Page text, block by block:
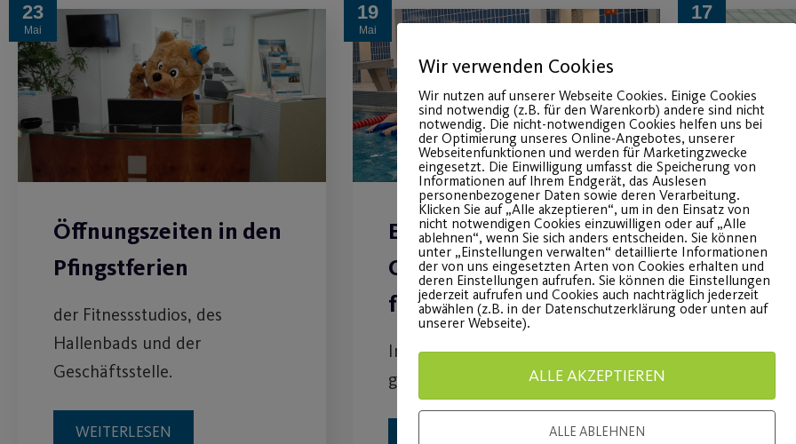
23
Mai
Öffnungszeiten in den
Pfingstferien
der Fitnessstudios, des
Hallenbads und der
Geschäftsstelle.
WEITERLESEN
19
Mai
Erfolgreiche
Crowdfunding-Aktion
für Bunter Sport
Insgesamt konnten 5.665 €
gesammelt werden.
17
Der
HD
Wir verwenden Cookies
Wir nutzen auf unserer Webseite Cookies. Einige Cookies
sind notwendig (z.B. für den Warenkorb) andere sind nicht
notwendig. Die nicht-notwendigen Cookies helfen uns bei
der Optimierung unseres Online-Angebotes, unserer
Webseitenfunktionen und werden für Marketingzwecke
eingesetzt. Die Einwilligung umfasst die Speicherung von
Informationen auf Ihrem Endgerät, das Auslesen
personenbezogener Daten sowie deren Verarbeitung.
Klicken Sie auf „Alle akzeptieren“, um in den Einsatz von
nicht notwendigen Cookies einzuwilligen oder auf „Alle
ablehnen“, wenn Sie sich anders entscheiden. Sie können
unter „Einstellungen verwalten“ detaillierte Informationen
der von uns eingesetzten Arten von Cookies erhalten und
deren Einstellungen aufrufen. Sie können die Einstellungen
jederzeit aufrufen und Cookies auch nachträglich jederzeit
abwählen (z.B. in der Datenschutzerklärung oder unten auf
unserer Webseite).
ALLE AKZEPTIEREN
ALLE ABLEHNEN